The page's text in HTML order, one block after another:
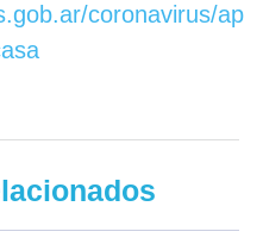
coronavirus/